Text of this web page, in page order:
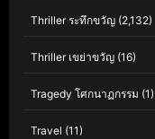
Thriller ระทึกขวัญ (2,132)
Thriller เขย่าขวัญ (16)
Tragedy โศกนาฏกรรม (1)
Travel (11)